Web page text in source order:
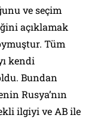
ve seçim
açıklamak
Tüm
kendi
Bundan
Rusya’nın
ilgiyi ve AB ile